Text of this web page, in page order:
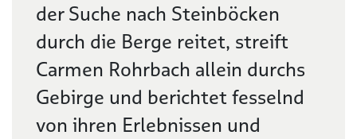
der Suche nach Steinböcken
durch die Berge reitet, streift
Carmen Rohrbach allein durchs
Gebirge und berichtet fesselnd
von ihren Erlebnissen und